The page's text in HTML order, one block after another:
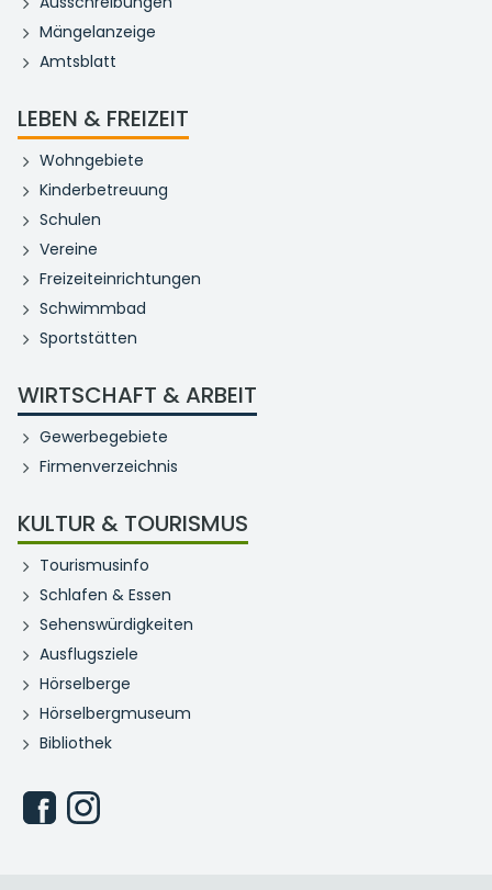
Mängelanzeige
Amtsblatt
LEBEN & FREIZEIT
Wohngebiete
Kinderbetreuung
Schulen
Vereine
Freizeiteinrichtungen
Schwimmbad
Sportstätten
WIRTSCHAFT & ARBEIT
Gewerbegebiete
Firmenverzeichnis
KULTUR & TOURISMUS
Tourismusinfo
Schlafen & Essen
Sehenswürdigkeiten
Ausflugsziele
Hörselberge
Hörselbergmuseum
Bibliothek